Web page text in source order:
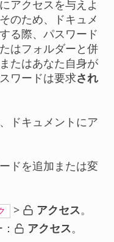
アクセスを与えよ
のため、ドキュメ
る際、パスワード
はフォルダーと併
たはあなた自身が
ワードは要求され
ドキュメントにア
ドを追加または変
> アクセス。
アクセス。